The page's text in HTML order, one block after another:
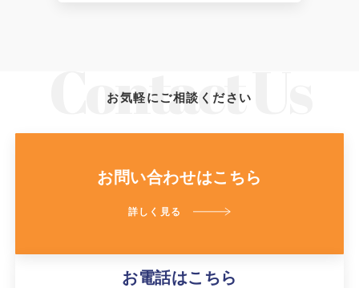
お気軽にご相談ください
お問い合わせはこちら
詳しく見る
お電話はこちら